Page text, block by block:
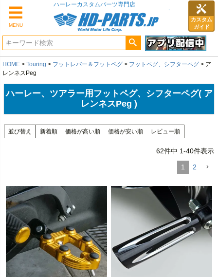
MENU
カスタム
ガイド
HOME Touring フットレバー＆フットペグ フットペグ、シフターペグ
ア
レンネスPeg
ハーレー、ツアラー用フットペグ、シフターペグ( ア
レンネスPeg )
並び替え 新着順 価格が高い順 価格が安い順 レビュー順
62件中 1-40件表示
1 2